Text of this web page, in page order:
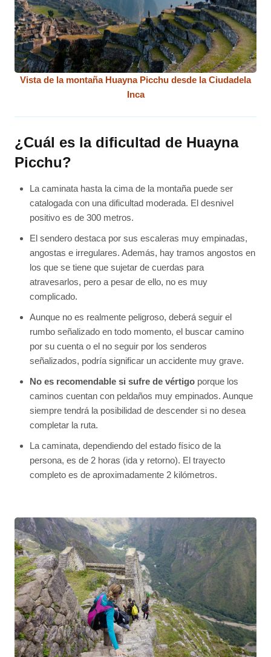
Vista de la montaña Huayna Picchu desde la Ciudadela
Inca
¿Cuál es la dificultad de Huayna
Picchu?
La caminata hasta la cima de la montaña puede ser
catalogada con una dificultad moderada. El desnivel
positivo es de 300 metros.
El sendero destaca por sus escaleras muy empinadas,
angostas e irregulares. Además, hay tramos angostos en
los que se tiene que sujetar de cuerdas para
atravesarlos, pero a pesar de ello, no es muy
complicado.
Aunque no es realmente peligroso, deberá seguir el
rumbo señalizado en todo momento, el buscar camino
por su cuenta o el no seguir por los senderos
señalizados, podría significar un accidente muy grave.
No es recomendable si sufre de vértigoporque los
caminos cuentan con peldaños muy empinados. Aunque
siempre tendrá la posibilidad de descender si no desea
completar la ruta.
La caminata, dependiendo del estado físico de la
persona, es de 2 horas (ida y retorno). El trayecto
completo es de aproximadamente 2 kilómetros.